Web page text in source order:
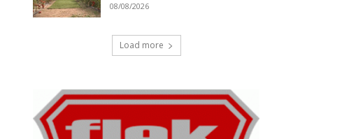
08/08/2026
Load more